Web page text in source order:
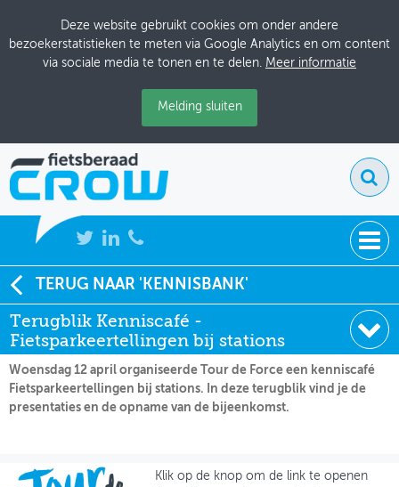
Deze website gebruikt cookies om onder andere
bezoekerstatistieken te meten via Google Analytics en om content
via sociale media te tonen en te delen. Meer informatie
Melding sluiten
NIEUWS
BIJEENKOMSTEN
KENNISBANK
ADRESSENBOEK
THEMASITES
TERUG NAAR 'KENNISBANK'
Terugblik Kenniscafé -
Fietsparkeertellingen bij stations
Soort:
Terugblik
Datum:
19-04-2023
Woensdag 12 april organiseerde Tour de Force een kenniscafé
Fietsparkeertellingen bij stations. In deze terugblik vind je de
presentaties en de opname van de bijeenkomst.
Klik op de knop om de link te openen